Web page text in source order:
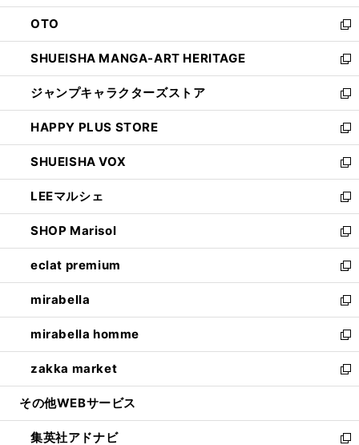
ウ
で
開
く
ン
ド
ウ
で
開
く
OTO
新
し
い
ウ
ィ
ン
ド
ウ
で
開
く
SHUEISHA MANGA-ART HERITAGE
新
し
い
ウ
ィ
ン
ド
ウ
で
開
く
ジャンプキャラクターズストア
新
し
い
ウ
ィ
ン
ド
ウ
で
開
く
HAPPY PLUS STORE
新
し
い
ウ
ィ
ン
ド
ウ
で
開
く
SHUEISHA VOX
新
し
い
ウ
ィ
ン
ド
ウ
で
開
く
LEEマルシェ
新
し
い
ウ
ィ
ン
ド
ウ
で
開
く
SHOP Marisol
新
し
い
ウ
ィ
ン
ド
ウ
で
開
eclat premium
新
し
い
ウ
ィ
ン
ド
ウ
開
く
mirabella
新
し
い
ウ
ィ
ン
ウ
で
mirabella homme
新
し
い
ウ
ン
ド
zakka market
新
し
ウ
ィ
その他WEBサービス
集英社アドナビ 新